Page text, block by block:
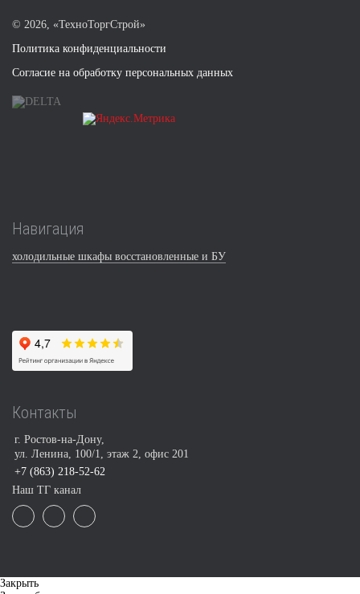
© 2026, «ТехноТоргСтрой»
Политика конфиденциальности
Согласие на обработку персональных данных
Навигация
холодильные шкафы восстановленные и БУ
Контакты
г. Ростов-на-Дону,
ул. Ленина, 100/1, этаж 2, офис 201
+7 (863) 218-52-62
Наш ТГ канал
Закрыть